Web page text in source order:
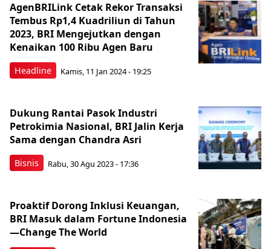
Headline
AgenBRILink Cetak Rekor Transaksi
Tembus Rp1,4 Kuadriliun di Tahun
2023, BRI Mengejutkan dengan
Kenaikan 100 Ribu Agen Baru
Kamis, 11 Jan 2024 - 19:25
Bisnis
Dukung Rantai Pasok Industri
Petrokimia Nasional, BRI Jalin Kerja
Sama dengan Chandra Asri
Rabu, 30 Agu 2023 - 17:36
Proaktif Dorong Inklusi Keuangan,
BRI Masuk dalam Fortune Indonesia
—Change The World